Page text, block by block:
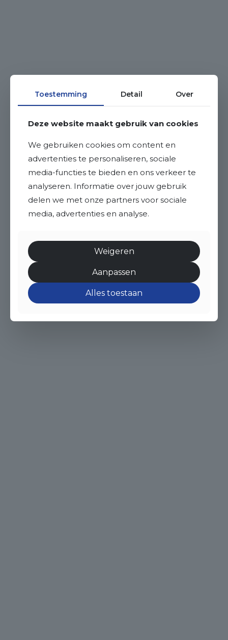
Toestemming Detail Over
Deze website maakt gebruik van cookies
We gebruiken cookies om content en
advertenties te personaliseren, sociale
media-functies te bieden en ons verkeer te
analyseren. Informatie over jouw gebruik
delen we met onze partners voor sociale
media, advertenties en analyse.
Weigeren
Aanpassen
Alles toestaan